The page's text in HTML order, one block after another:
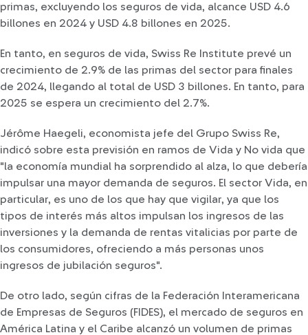
primas, excluyendo los seguros de vida, alcance USD 4.6
billones en 2024 y USD 4.8 billones en 2025.
En tanto, en seguros de vida, Swiss Re Institute prevé un
crecimiento de 2.9% de las primas del sector para finales
de 2024, llegando al total de USD 3 billones. En tanto, para
2025 se espera un crecimiento del 2.7%.
Jérôme Haegeli, economista jefe del Grupo Swiss Re,
indicó sobre esta previsión en ramos de Vida y No vida que
"la economía mundial ha sorprendido al alza, lo que debería
impulsar una mayor demanda de seguros. El sector Vida, en
particular, es uno de los que hay que vigilar, ya que los
tipos de interés más altos impulsan los ingresos de las
inversiones y la demanda de rentas vitalicias por parte de
los consumidores, ofreciendo a más personas unos
ingresos de jubilación seguros".
De otro lado, según cifras de la Federación Interamericana
de Empresas de Seguros (FIDES), el mercado de seguros en
América Latina y el Caribe alcanzó un volumen de primas